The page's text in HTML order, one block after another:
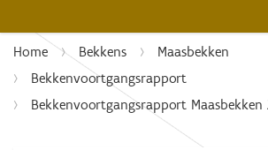
Home Bekkens
Maasbekken
Bekkenvoortgangsrapport
Bekkenvoortgangsrapport Maasbekken